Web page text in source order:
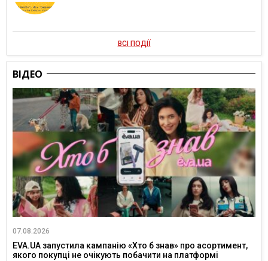
ВСІ ПОДІЇ
ВІДЕО
07.08.2026
EVA.UA запустила кампанію «Хто б знав» про асортимент,
якого покупці не очікують побачити на платформі